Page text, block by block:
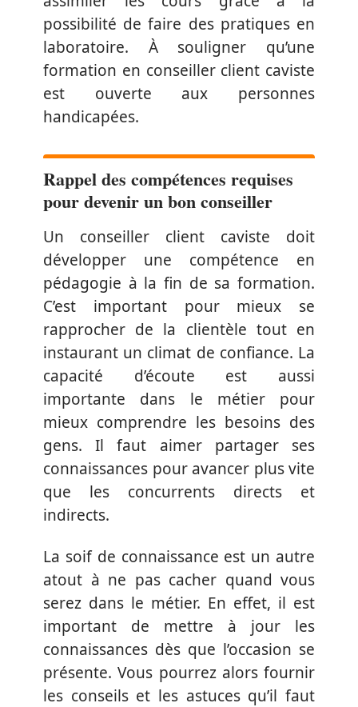
possibilité de faire des pratiques en
laboratoire. À souligner qu’une
formation en conseiller client caviste
est ouverte aux personnes
handicapées.
Rappel des compétences requises
pour devenir un bon conseiller
Un conseiller client caviste doit
développer une compétence en
pédagogie à la fin de sa formation.
C’est important pour mieux se
rapprocher de la clientèle tout en
instaurant un climat de confiance. La
capacité d’écoute est aussi
importante dans le métier pour
mieux comprendre les besoins des
gens. Il faut aimer partager ses
connaissances pour avancer plus vite
que les concurrents directs et
indirects.
La soif de connaissance est un autre
atout à ne pas cacher quand vous
serez dans le métier. En effet, il est
important de mettre à jour les
connaissances dès que l’occasion se
présente. Vous pourrez alors fournir
les conseils et les astuces qu’il faut